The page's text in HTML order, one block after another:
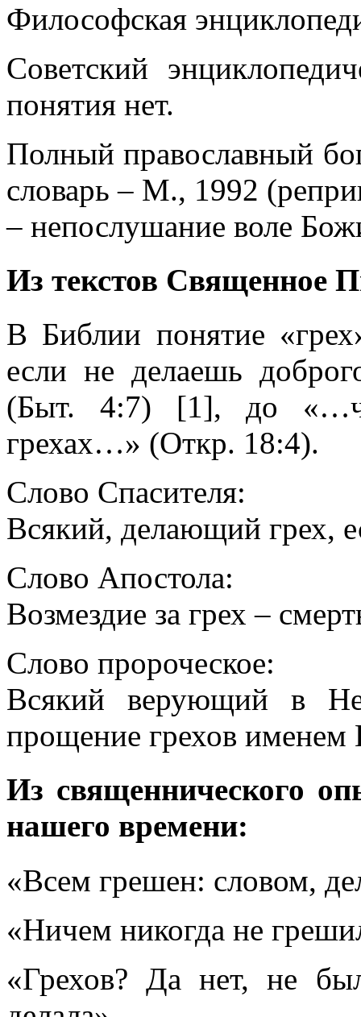
Философская
Советский
понятия нет.
Полный православный
словарь – М., 1992
– непослушание воле
Из текстов Священное
В Библии понятие
если не делаешь
(Быт. 4:7) [1], до
грехах…» (Откр. 18:4).
Слово Спасителя:
Всякий, делающий грех,
Слово Апостола:
Возмездие за грех –
Слово пророческое:
Всякий верующий в
прощение грехов именем
Из священнического
нашего времени:
«Всем грешен: словом,
«Ничем никогда не
«Грехов? Да нет, не